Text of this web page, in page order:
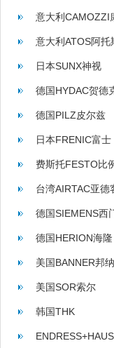
意大利CAMOZZI
意大利ATOS阿托
日本SUNX神视
德国HYDAC贺德
德国PILZ皮尔兹
日本FRENIC富士
费斯托FESTO比
台湾AIRTAC亚德
德国SIEMENS西
德国HERION海隆
美国BANNER邦纳
美国SOR索尔
韩国THK